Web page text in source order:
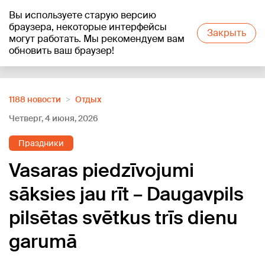
Вы используете старую версию
браузера, некоторые интерфейсы
могут работать. Мы рекомендуем вам
обновить ваш браузер!
Закрыть
+20°C
1188 новости
Отдых
Четверг, 4 июня, 2026
Праздники
Vasaras piedzīvojumi
sāksies jau rīt – Daugavpils
pilsētas svētkus trīs dienu
garumā